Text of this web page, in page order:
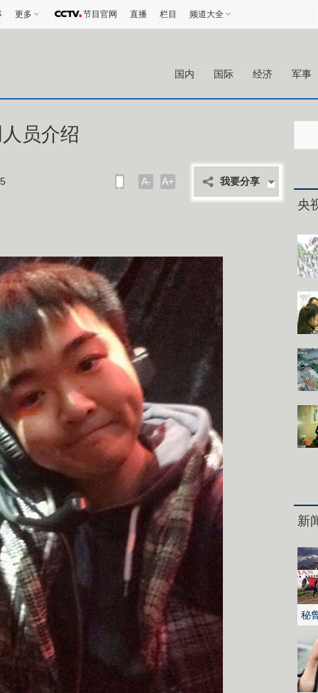
更多 节目官网 直播 栏目 频道大全
国内 国际 经济 军事
员介绍
A- A+ 我要分享
央
新
秘